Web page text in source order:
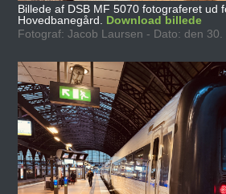
Billede af DSB MF 5070 fotograferet ud
Hovedbanegård. Download billede
Fotograf: Jacob Laursen - Dato: den 30.